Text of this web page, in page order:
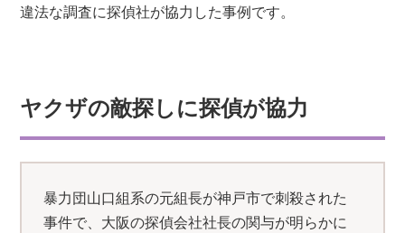
違法な調査に探偵社が協力した事例です。
ヤクザの敵探しに探偵が協力
暴力団山口組系の元組長が神戸市で刺殺された
事件で、大阪の探偵会社社長の関与が明らかに